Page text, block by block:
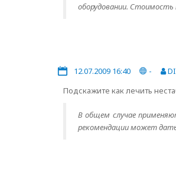
оборудовании. Стоимость
12.07.2009 16:40 -
Подскажите как лечить
В общем случае
рекомендации может